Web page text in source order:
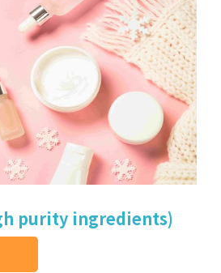
)
基
礎
原
料
(
B
a
s
i
c
r
a
w
m
a
t
e
r
i
a
l
s
)
植物萃取 (Plant extracts)
界面活性劑 (Surfactant)
乳化劑 (Emulsifier)
保濕成分 (Moisturizing)
)
特
殊
單
體
(
S
p
e
c
i
a
l
m
o
n
o
m
e
r
)
矽
烷
偶
聯
劑
(
S
i
l
a
n
e
c
o
u
p
li
n
g
a
g
e
n
t
)
吸附劑 (Adsorbent)
客
化
觸
媒
(
C
u
s
t
o
m
i
z
e
d
c
a
t
a
l
y
s
t
電
子
化
學
品
(
E
l
e
c
t
r
o
n
i
c
c
h
e
m
i
c
a
l
s
)
綠
色
化
學
(
B
i
o
G
r
e
e
n
s
p
e
c
i
a
l
t
y)
天
然
防
腐
劑
(
N
a
t
u
r
a
l
p
r
e
s
e
r
v
a
t
i
v
e
s
)
生質1,3-BG (Bio-1,3-BG)
生
質
丁
二
酸
(
B
i
o
-
s
u
c
c
i
n
i
c
a
ci
d
))
生
質
壬
二
酸
(
Bi
o
-
a
z
e
l
a
i
c
a
ci
d
工
業
(I
n
d
u
s
t
r
i
a
l
c
h
e
m
i
c
a
l
)
有
機
酸
與
其
鹽
類
產
品
(
O
r
g
a
n
i
c
a
c
i
d
s
a
n
d
t
h
e
i
r
s
a
l
t
s
)
有
機
醇
類
(
O
r
g
a
n
i
c
a
l
c
o
h
o
l
s
)
樹
脂
改
質
劑
(
R
e
si
n
m
o
di
f
i
e
r
)
公司快訊
人才招募
合作夥伴
聯絡我們
purity ingredients)